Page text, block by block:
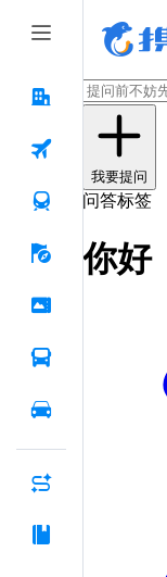
我要提问
问答标签
你好